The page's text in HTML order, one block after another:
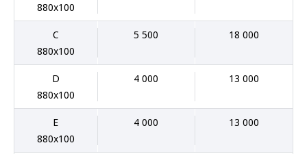
880x100
C
880x100
5 500 18 000
D
880x100
4 000 13 000
E
880x100
4 000 13 000